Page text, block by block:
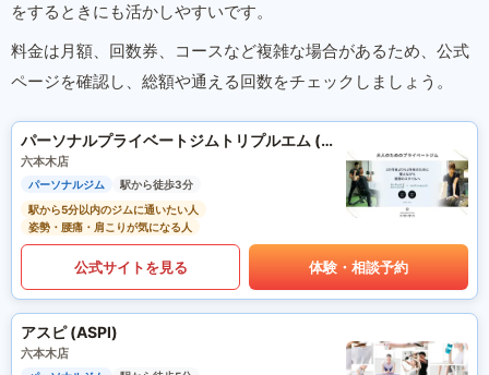
をするときにも活かしやすいです。
料金は月額、回数券、コースなど複雑な場合があるため、公式
ページを確認し、総額や通える回数をチェックしましょう。
パーソナルプライベートジムトリプルエム (パーソナルプライベートジムMMM)
六本木店
パーソナルジム
駅から徒歩3分
駅から5分以内のジムに通いたい人
姿勢・腰痛・肩こりが気になる人
公式サイトを見る 体験・相談予約
アスピ (ASPI)
六本木店